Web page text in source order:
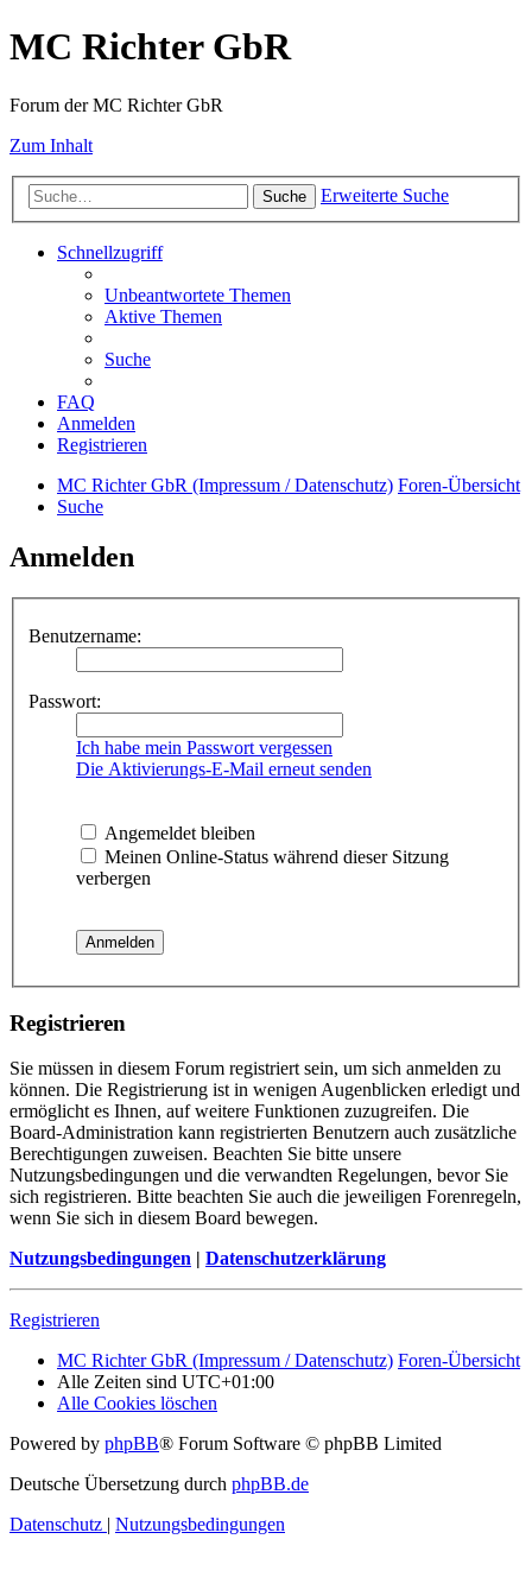
MC Richter GbR
Forum der MC Richter GbR
Zum Inhalt
Suche Erweiterte Suche
Schnellzugriff
Unbeantwortete Themen
Aktive Themen
Suche
FAQ
Anmelden
Registrieren
MC Richter GbR (Impressum / Datenschutz) Foren-Übersicht
Suche
Anmelden
Benutzername:
Passwort:
Ich habe mein Passwort vergessen
Die Aktivierungs-E-Mail erneut senden
Angemeldet bleiben
Meinen Online-Status während dieser Sitzung
verbergen
Registrieren
Sie müssen in diesem Forum registriert sein, um sich anmelden zu
können. Die Registrierung ist in wenigen Augenblicken erledigt und
ermöglicht es Ihnen, auf weitere Funktionen zuzugreifen. Die
Board-Administration kann registrierten Benutzern auch zusätzliche
Berechtigungen zuweisen. Beachten Sie bitte unsere
Nutzungsbedingungen und die verwandten Regelungen, bevor Sie
sich registrieren. Bitte beachten Sie auch die jeweiligen Forenregeln,
wenn Sie sich in diesem Board bewegen.
Nutzungsbedingungen | Datenschutzerklärung
Registrieren
MC Richter GbR (Impressum / Datenschutz) Foren-Übersicht
Alle Zeiten sind UTC+01:00
Alle Cookies löschen
Powered by phpBB® Forum Software © phpBB Limited
Deutsche Übersetzung durch phpBB.de
Datenschutz | Nutzungsbedingungen